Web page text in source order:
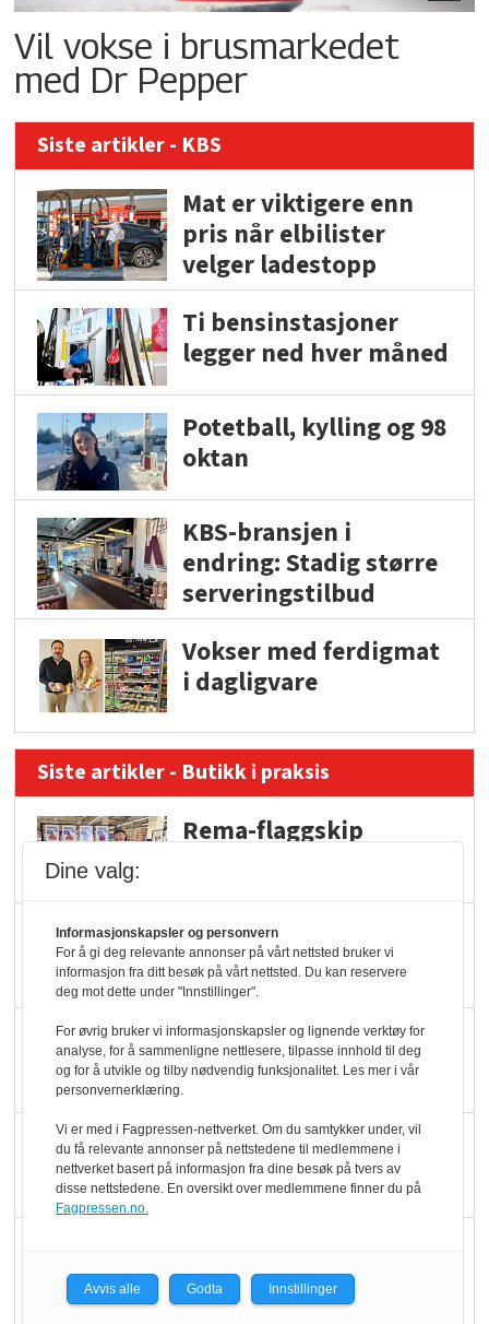
Vil vokse i brusmarkedet
med Dr Pepper
Siste artikler - KBS
Mat er viktigere enn
pris når elbilister
velger ladestopp
Ti bensinstasjoner
legger ned hver måned
Potetball, kylling og 98
oktan
KBS-bransjen i
endring: Stadig større
serveringstilbud
Vokser med ferdigmat
i dagligvare
Siste artikler - Butikk i praksis
Rema-flaggskip
Slik opprettholdes
ølsalget
Færre varer, men fulle
hyller
KI lager mat i butikken
Rema i 2025
Dine valg:
Informasjonskapsler og personvern
For å gi deg relevante annonser på vårt nettsted bruker vi
informasjon fra ditt besøk på vårt nettsted. Du kan reservere
deg mot dette under "Innstillinger".
For øvrig bruker vi informasjonskapsler og lignende verktøy for
analyse, for å sammenligne nettlesere, tilpasse innhold til deg
og for å utvikle og tilby nødvendig funksjonalitet. Les mer i vår
personvernerklæring.
Vi er med i Fagpressen-nettverket. Om du samtykker under, vil
du få relevante annonser på nettstedene til medlemmene i
nettverket basert på informasjon fra dine besøk på tvers av
disse nettstedene. En oversikt over medlemmene finner du på
Fagpressen.no.
Avvis alle Godta Innstillinger